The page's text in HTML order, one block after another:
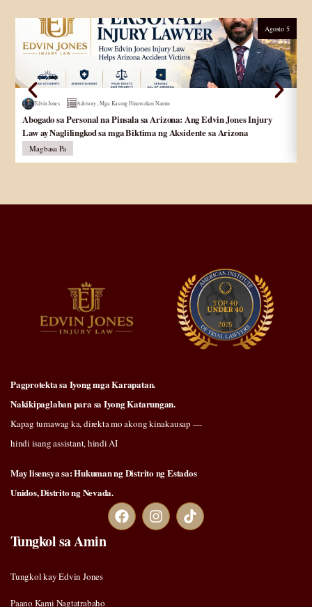
Agosto 5
Edvin Jones Advisory ,Mga Kasong Hinawakan Namin
Abogado sa Personal na Pinsala sa Arizona: Ang Edvin Jones Injury
Law ay Naglilingkod sa mga Biktima ng Aksidente sa Arizona
Magbasa Pa
Pagprotekta sa Iyong mga Karapatan.
Nakikipaglaban para sa Iyong Katarungan.
Kapag tumawag ka, direkta mo akong kinakausap —
hindi isang assistant, hindi AI
May lisensya sa: Hukuman ng Distrito ng Estados
Unidos, Distrito ng Nevada.
Tungkol sa Amin
Tungkol kay Edvin Jones
Paano Kami Nagtatrabaho